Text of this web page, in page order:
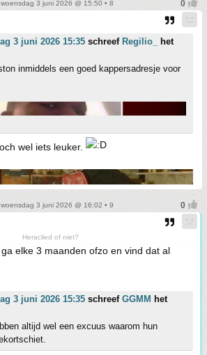
woensdag 3 juni 2026 @ 15:50 • 8
3 juni 2026 15:35 schreef Regilio_
het
inmiddels een goed kappersadresje voor
wel iets leuker.
woensdag 3 juni 2026 @ 16:02 • 9
Heraclied of niet?
elke 3 maanden ofzo en vind dat al
3 juni 2026 15:35 schreef GGMM het
altijd wel een excuus waarom hun